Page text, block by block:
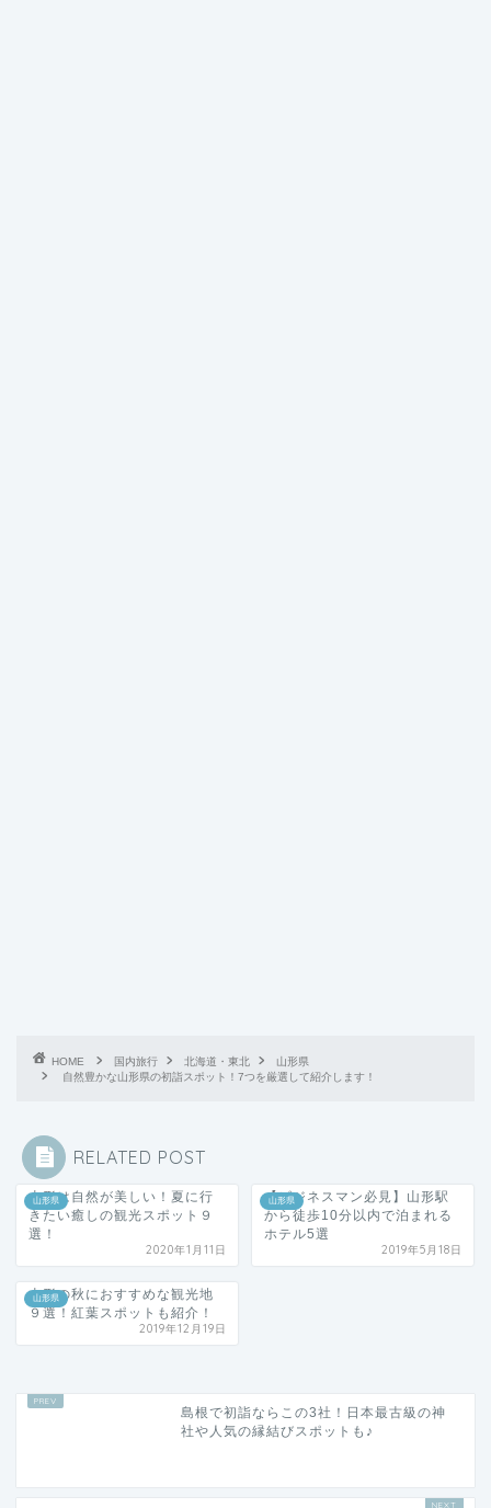
HOME 国内旅行 北海道・東北
山形県
自然豊かな山形県の初詣スポット！7つを厳選して紹介します！
RELATED POST
山形県
山形は自然が美しい！夏に行
きたい癒しの観光スポット９
選！
2020年1月11日
山形県
【ビジネスマン必見】山形駅
から徒歩10分以内で泊まれる
ホテル5選
2019年5月18日
山形県
山形の秋におすすめな観光地
９選！紅葉スポットも紹介！
2019年12月19日
島根で初詣ならこの3社！日本最古級の神
社や人気の縁結びスポットも♪